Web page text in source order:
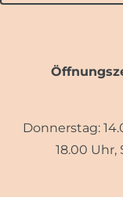
Donnerstag:
18.00 Uhr,